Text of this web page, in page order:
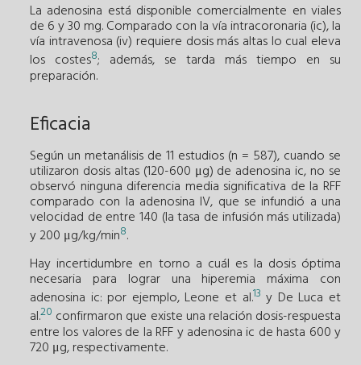
La adenosina está disponible comercialmente en viales
de 6 y 30 mg. Comparado con la vía intracoronaria (ic), la
vía intravenosa (iv) requiere dosis más altas lo cual eleva
los costes8; además, se tarda más tiempo en su
preparación.
Eficacia
Según un metanálisis de 11 estudios (n = 587), cuando se
utilizaron dosis altas (120-600 μg) de adenosina ic, no se
observó ninguna diferencia media significativa de la RFF
comparado con la adenosina IV, que se infundió a una
velocidad de entre 140 (la tasa de infusión más utilizada)
y 200 μg/kg/min8.
Hay incertidumbre en torno a cuál es la dosis óptima
necesaria para lograr una hiperemia máxima con
adenosina ic: por ejemplo, Leone et al.13 y De Luca et
al.20 confirmaron que existe una relación dosis-respuesta
entre los valores de la RFF y adenosina ic de hasta 600 y
720 μg, respectivamente.